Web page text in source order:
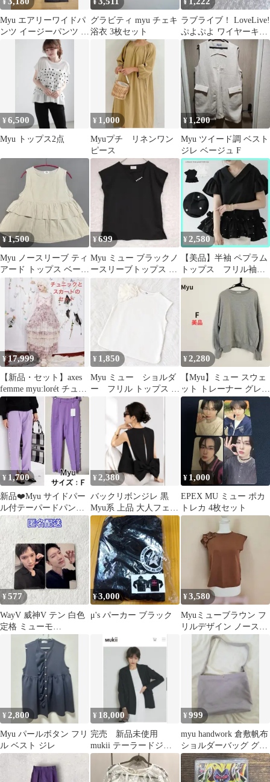
¥
Myu エアリーワイドパ
ンツ イージーパンツ ブ
¥
グラビティ myu チェキ
浴衣 3枚セット
¥
ラブライブ！ LoveLive!
ぷよぷよ ワイヤーキー
ホルダー 絢瀬絵里
¥6,500
Myu トップス2点
¥ 1,000
Myuプチ リネンワン
ピース
¥ 1,200
Myu ツイード調 ベスト
ジレ ベージュ F
¥1,500
Myu ノースリーブ ティ
アード トップス ベージ
ュ Mサイズ
¥699
Myu ミュー ブラックノ
ースリーブトップス V
ネック パール装飾 Mス
ウェット
¥2,580
【美品】半袖 ペプラム
トップス フリル袖
OSK ザラ Myu メラキ
¥17,999
【新品・セット】axes
femme myu:lorét チュニ
ックとスカート
¥ 1,850
Myu ミュー ショルダ
ー フリル トップス ノ
ースリーブ ホワイ
¥2,280
【Myu】ミュー スウェ
ット トレーナー グレー
オーバーサイズ F
¥ 1,700
新品❤️Myu サイドパー
ル付テーパードパン
ツ ミュー
¥ 2,380
バックリボンジレ 黒
Myu系 上品 大人フェミ
ニン 着映えベスト
¥ 1,000
EPEX MU ミュー ポカ
トレカ 4枚セット
¥577
WayV 威神V テン 白色
定格 ミューモ
SMTOWN 一日店長 ト
¥3,000
μ's パーカー ブラック
¥3,580
Myuミューブラウン フ
リルデザイン ノースリ
ーブブラウス
¥ 2,800
Myu パールボタン フリ
ル ベスト ジレ
¥ 18,000
完売 新品未使用
mukii テーラードジャ
ケット ブラック ミュ
ーキー
¥999
myu handwork 倉敷帆布
ショルダーバッグ グレ
ージュ ハンドメイド